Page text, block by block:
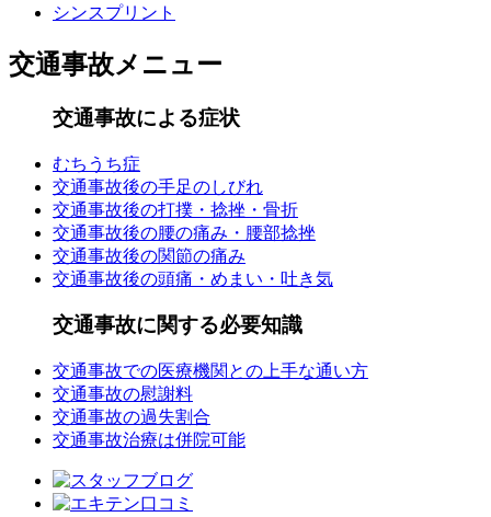
シンスプリント
交通事故メニュー
交通事故による症状
むちうち症
交通事故後の手足のしびれ
交通事故後の打撲・捻挫・骨折
交通事故後の腰の痛み・腰部捻挫
交通事故後の関節の痛み
交通事故後の頭痛・めまい・吐き気
交通事故に関する必要知識
交通事故での医療機関との上手な通い方
交通事故の慰謝料
交通事故の過失割合
交通事故治療は併院可能